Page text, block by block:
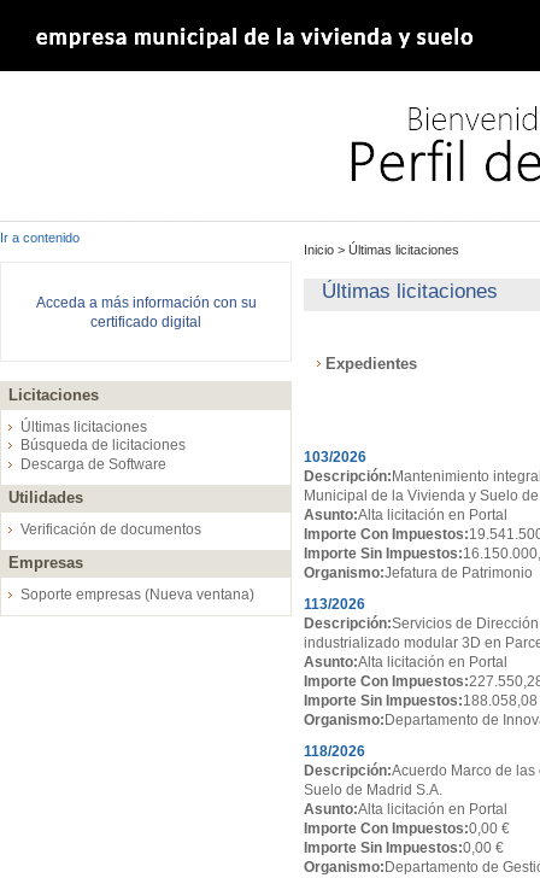
Ir a contenido
Acceda a más información con su
certificado digital
Licitaciones
Últimas licitaciones
Búsqueda de licitaciones
Descarga de Software
Utilidades
Verificación de documentos
Empresas
Soporte empresas (Nueva ventana)
Inicio > Últimas licitaciones
Últimas licitaciones
Expedientes
103/2026
Descripción: Mantenimiento
Municipal de la Vivienda y Suelo
Asunto:Alta licitación en Portal
Importe Con Impuestos:
Importe Sin Impuestos:
Organismo:Jefatura de Patrimonio
113/2026
Descripción:Servicios de
industrializado modular 3D en
Asunto:Alta licitación en Portal
Importe Con Impuestos:
Importe Sin Impuestos:188.058,08
Organismo: Departamento de
118/2026
Descripción:Acuerdo Marco de
Suelo de Madrid S.A.
Asunto:Alta licitación en Portal
Importe Con Impuestos:0,00 €
Importe Sin Impuestos:0,00 €
Organismo: Departamento de